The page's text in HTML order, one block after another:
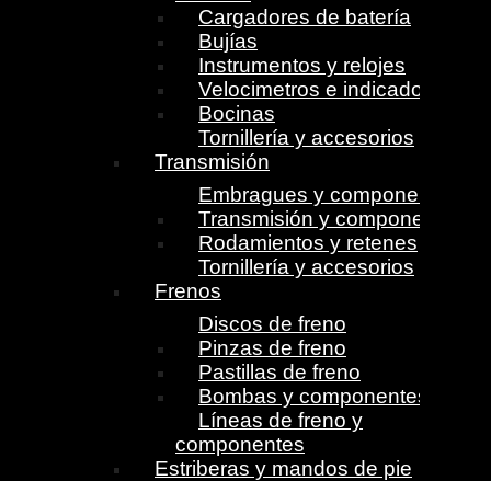
Cargadores de batería
Bujías
Instrumentos y relojes
Velocimetros e indicadores
Bocinas
Tornillería y accesorios
Transmisión
Embragues y componentes
Transmisión y componentes
Rodamientos y retenes
Tornillería y accesorios
Frenos
Discos de freno
Pinzas de freno
Pastillas de freno
Bombas y componentes
Líneas de freno y
componentes
Estriberas y mandos de pie